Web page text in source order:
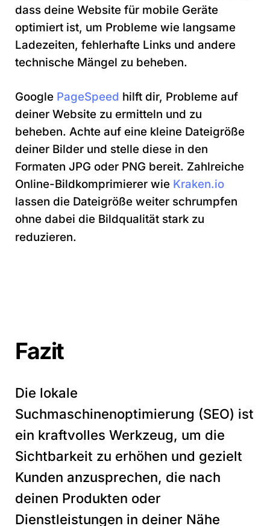
dass deine Website für mobile Geräte
optimiert ist, um Probleme wie langsame
Ladezeiten, fehlerhafte Links und andere
technische Mängel zu beheben.
Google PageSpeed hilft dir, Probleme auf
deiner Website zu ermitteln und zu
beheben. Achte auf eine kleine Dateigröße
deiner Bilder und stelle diese in den
Formaten JPG oder PNG bereit. Zahlreiche
Online-Bildkomprimierer wie Kraken.io
lassen die Dateigröße weiter schrumpfen
ohne dabei die Bildqualität stark zu
reduzieren.
Fazit
Die lokale
Suchmaschinenoptimierung (SEO) ist
ein kraftvolles Werkzeug, um die
Sichtbarkeit zu erhöhen und gezielt
Kunden anzusprechen, die nach
deinen Produkten oder
Dienstleistungen in deiner Nähe